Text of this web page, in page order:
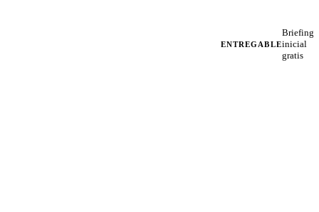
ENTREGABLE
Briefing
inicial
gratis